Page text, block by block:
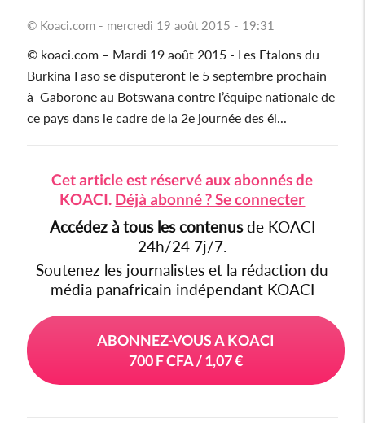
Cedeao
Monde
© Koaci.com - mercredi 19 août 2015 - 19:31
© koaci.com – Mardi 19 août 2015 - Les Etalons du
Burkina Faso se disputeront le 5 septembre prochain
à Gaborone au Botswana contre l’équipe nationale de
ce pays dans le cadre de la 2e journée des él...
Cet article est réservé aux abonnés de
KOACI. Déjà abonné ? Se connecter
Accédez à tous les contenusde KOACI
24h/24 7j/7.
Soutenez les journalistes et la rédaction du
média panafricain indépendant KOACI
ABONNEZ-VOUS A KOACI
700 F CFA / 1,07 €